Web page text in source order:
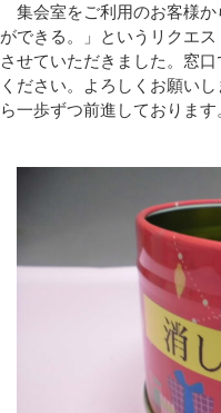
集会室をご利用のお客様
ができる。」というリクエ
させていただきました。窓
ください。よろしくお願い
ら一歩ずつ前進しております